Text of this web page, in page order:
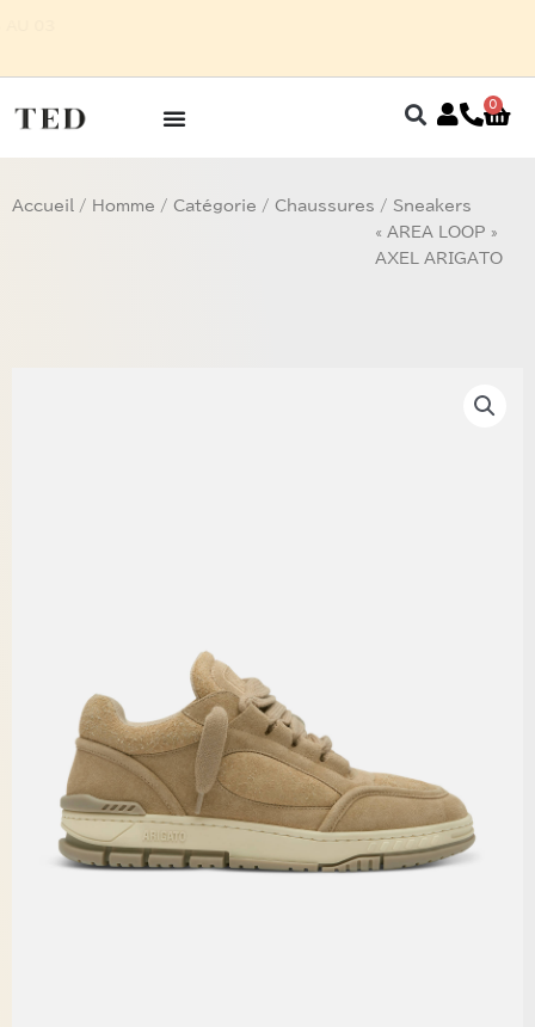
0
Accueil / Homme / Catégorie / Chaussures / Sneakers
« AREA LOOP »
AXEL ARIGATO